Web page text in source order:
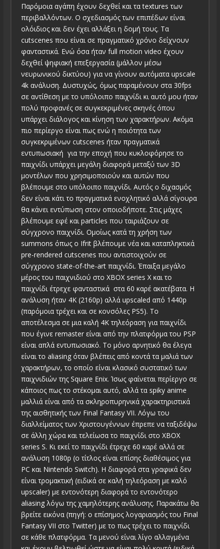
Παρόμοια αγάπη έχουν δεχθεί και τα textures των
περιβαλλόντων. Ο σχεδιασμός των επιπέδων είναι
ολόιδιος και δεν έχει αλλάξει η δομή τους. Τα
cutscenes που είναι σε πραγματικό χρόνο δείχνουν
φανταστικά. Ενώ όσα ήταν full motion video έχουν
δεχθεί ψηφιακή επεξεργασία (μάλλον μέσω
νευρωνικού δικτύου) για να γίνουν αυτόματα upscale
4k ανάλυση. Δυστυχώς, όμως παραμένουν στα 30fps
σε αντίθεση με το υπόλοιπο παιχνίδι κι αυτό μου ήταν
πολύ προφανές σε συγκεκριμένες σκηνές όπου
υπάρχει διάλογος και κίνηση των χαρακτήρων. Ακόμα
πιο περίεργο είναι πως ενώ η ποιότητα των
συγκεκριμένων cutscenes ήταν πραγματικά
εντυπωσιακή για την εποχή που κυκλοφόρησε το
παιχνίδι υπάρχει μεγάλη διαφορά μεταξύ των 3D
μοντέλων που χρησιμοποιούν και αυτών που
βλέπουμε στο υπόλοιπο παιχνίδι. Αυτός ο διχασμός
δεν είναι κάτι το πραγματικά ενοχλητικό αλλά σίγουρα
θα κάνει εντύπωση στον οποιοδήποτε. Στις μάχες
βλέπουμε εφέ και particles που ταιριάζουν σε
σύγχρονο παιχνίδι. Ομοίως κατά τη χρήση των
summons όπως ο Ifrit βλέπουμε νέα και καταπληκτικά
pre-rendered cutscenes που αντιστοιχούν σε
σύγχρονο state-of-the-art παιχνίδι. Έπαιξα μεγάλο
μέρος του παιχνιδιού στο XBOX series X και το
παιχνίδι έτρεχε φανταστικά στα 60 καρέ ακατέβατα. Η
ανάλυση ήταν 4K (2160p) αλλά upscaled από 1440p
(παρόμοια τρέχει και σε κονσόλες PS5). Το
αποτέλεσμα σε μια καλή 4Κ τηλεόραση για παιχνίδι
που έγινε remaster είναι από την πλατφόρμα του PSP
είναι απλά εντυπωσιακό. Το μόνο αρνητικό θα έλεγα
είναι το aliasing όταν βλέπεις από κοντά τα μαλιά των
χαρακτήρων, το οποίο είναι κλασικό συστατικό των
παιχνιδιών της Square Enix. Ίσως φαίνεται περίεργο σε
κάποιος πως το στέκομαι αυτό, αλλά τα spiky anime
μαλλιά είναι από τα σκληροπυρηνικά χαρακτηριστικά
της αισθητικής των Final Fantasy VII. Λόγω του
διαλλείματος των Χριστουγέννων έπρεπε να ταξιδέψω
σε άλλη χώρα και τελείωσα το παιχνίδι στο XBOX
series S. Κι εκεί το παιχνίδι έτρεχε 60 καρέ αλλά σε
ανάλυση 1080p (ο τίτλος είναι επίσης διαθέσιμος για
PC και Nintendo Switch). Η διαφορά στα γραφικά δεν
είναι τρομακτική (ειδικά σε καλή τηλεόραση με καλό
upscaler) με εντονότερη διαφορά το εντονότερο
aliasing λόγω της χαμηλότερης ανάλυσης. Παρακάτω θα
βρείτε εικόνα (πηγή: ο επίσημος λογαριασμός του Final
Fantasy VII στο Twitter) με το πως τρέχει το παιχνίδι
σε κάθε πλατφόρμα. Τα μενού είναι λίγο αλλαγμένα